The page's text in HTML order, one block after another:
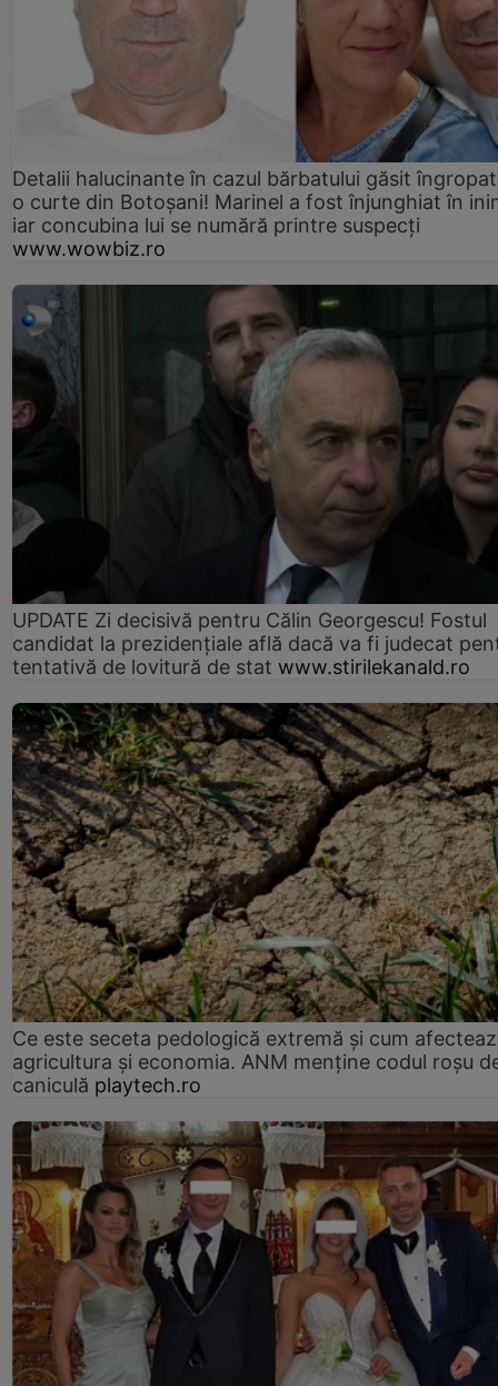
Detalii halucinante în cazul bărbatului găsit
o curte din Botoșani! Marinel a fost înjunghiat în
iar concubina lui se numără printre suspecți
www.wowbiz.ro
UPDATE Zi decisivă pentru Călin Georgescu! Fostul
candidat la prezidențiale află dacă va fi judecat
tentativă de lovitură de stat www.stirilekanald.ro
Ce este seceta pedologică extremă și cum
agricultura și economia. ANM menține codul roșu
caniculă playtech.ro